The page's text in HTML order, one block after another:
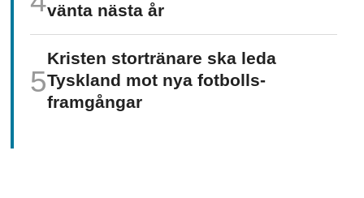
vänta nästa år
Kristen stortränare ska leda
Tyskland mot nya fotbolls­­
framgångar